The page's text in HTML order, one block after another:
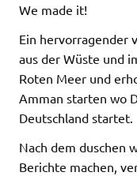
We made it!
Ein hervorragender
aus der Wüste und
Roten Meer und
Amman starten wo
Deutschland startet.
Nach dem duschen
Berichte machen,